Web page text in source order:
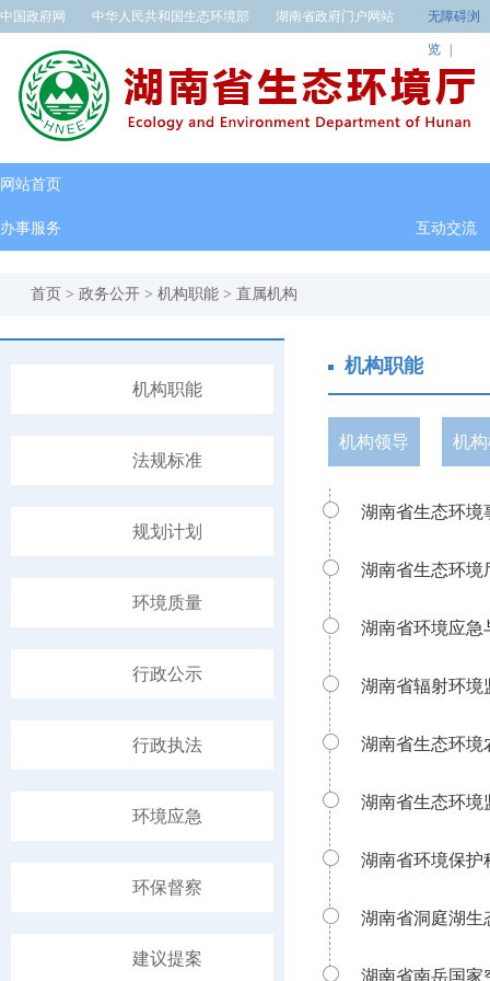
中国政府网 中华人民共和国生态环境部 湖南省政府门户网站 无障碍浏
览
网站首页
办事服务 互动交流
首页 > 政务公开 > 机构职能 > 直属机构
机构职能
法规标准
规划计划
环境质量
行政公示
行政执法
环境应急
环保督察
建议提案
机构职能
机构领导 机
湖南省生态环境
湖南省生态环境
湖南省环境应急
湖南省辐射环境
湖南省生态环境
湖南省生态环境
湖南省环境保护
湖南省洞庭湖生
湖南省南岳国家